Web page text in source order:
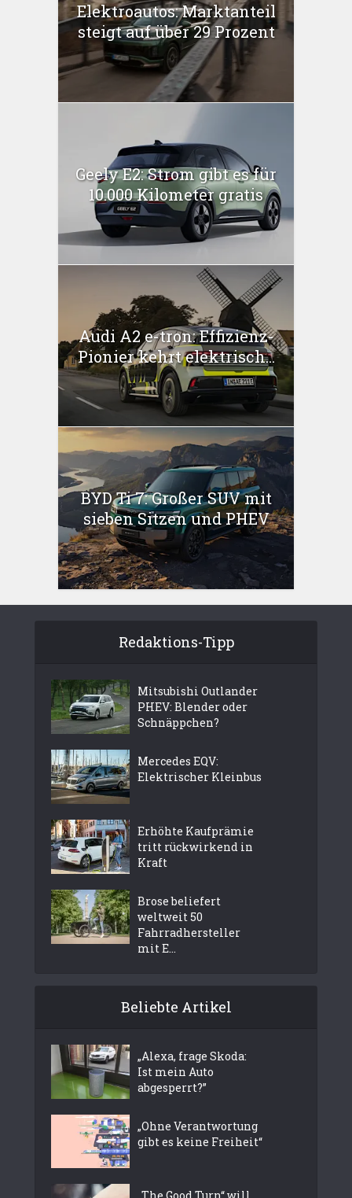
Elektroautos: Marktanteil
steigt auf über 29 Prozent
Geely E2: Strom gibt es für
10.000 Kilometer gratis
Audi A2 e-tron: Effizienz-
Pionier kehrt elektrisch...
BYD Ti 7: Großer SUV mit
sieben Sitzen und PHEV
Redaktions-Tipp
Mitsubishi Outlander
PHEV: Blender oder
Schnäppchen?
Mercedes EQV:
Elektrischer Kleinbus
Erhöhte Kaufprämie
tritt rückwirkend in
Kraft
Brose beliefert
weltweit 50
Fahrradhersteller
mit E...
Beliebte Artikel
„Alexa, frage Skoda:
Ist mein Auto
abgesperrt?”
„Ohne Verantwortung
gibt es keine Freiheit“